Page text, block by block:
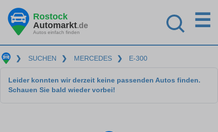
Rostock
Automarkt.de
Autos einfach finden
☰
❯ SUCHEN ❯ MERCEDES ❯ E-300
Leider konnten wir derzeit keine passenden Autos finden.
Schauen Sie bald wieder vorbei!